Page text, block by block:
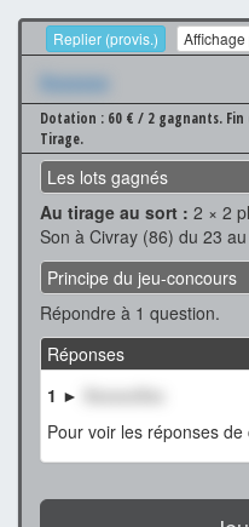
Replier (provis.)
Xxxxxxx
Dotation : 60 € / 2 gagnants.
Tirage.
Les lots gagnés
Au tirage au sort : 2 × 2
Son à Civray (86) du 23
Principe du jeu-concours
Répondre à 1 question.
Réponses
1 ►
XxxxxxXxx
Pour voir les réponses de